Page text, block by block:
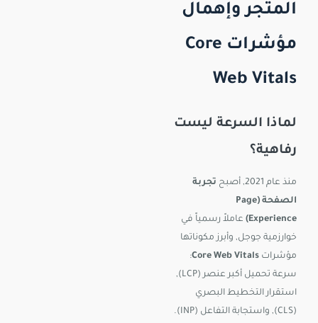
المتجر وإهمال
مؤشرات Core
Web Vitals
لماذا السرعة ليست
رفاهية؟
منذ عام 2021, أصبح
تجربة
الصفحة (Page
Experience)
عاملاً رسمياً في
خوارزمية جوجل, وأبرز مكوناتها
مؤشرات Core Web Vitals
:
سرعة تحميل أكبر عنصر (LCP),
استقرار التخطيط البصري
(CLS), واستجابة التفاعل (INP).